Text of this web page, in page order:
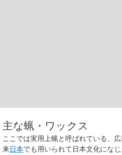
主な蝋・ワックス
ここでは実用上蝋と呼ばれている、
来日本でも用いられて日本文化にな